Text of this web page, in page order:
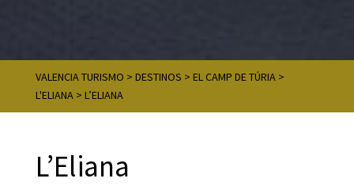
VALENCIA TURISMO > DESTINOS > EL CAMP DE TÚRIA>
L'ELIANA> L’ELIANA
L’Eliana